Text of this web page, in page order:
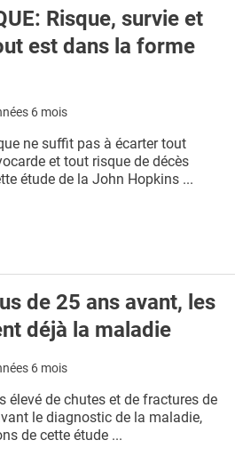
Risque, survie et
est dans la forme
6 mois
ne suffit pas à écarter tout
et tout risque de décès
étude de la John Hopkins ...
de 25 ans avant, les
déjà la maladie
6 mois
élevé de chutes et de fractures de
le diagnostic de la maladie,
de cette étude ...